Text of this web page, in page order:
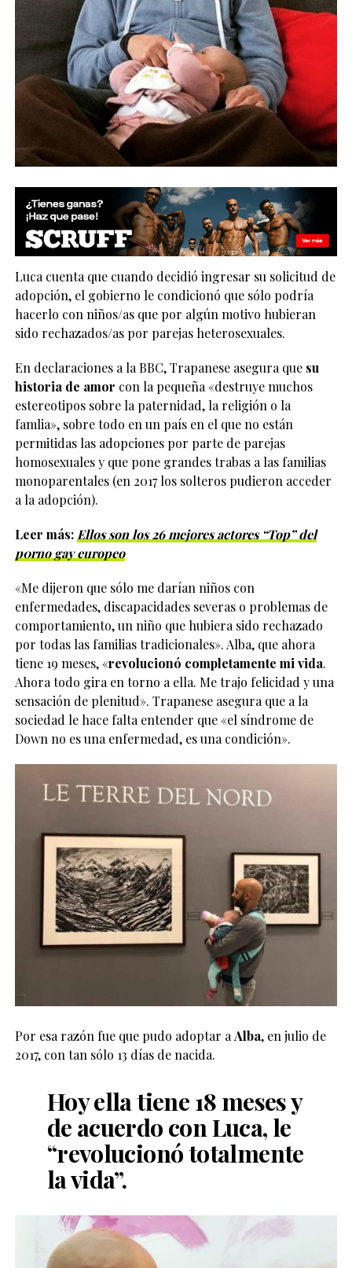
Luca cuenta que cuando decidió ingresar su solicitud de
adopción, el gobierno le condicionó que sólo podría
hacerlo con niños/as que por algún motivo hubieran
sido rechazados/as por parejas heterosexuales.
En declaraciones a la BBC, Trapanese asegura que su
historia de amor con la pequeña «destruye muchos
estereotipos sobre la paternidad, la religión o la
famlia», sobre todo en un país en el que no están
permitidas las adopciones por parte de parejas
homosexuales y que pone grandes trabas a las familias
monoparentales (en 2017 los solteros pudieron acceder
a la adopción).
Leer más: Ellos son los 26 mejores actores “Top” del
p0rno gay europeo
«Me dijeron que sólo me darían niños con
enfermedades, discapacidades severas o problemas de
comportamiento, un niño que hubiera sido rechazado
por todas las familias tradicionales». Alba, que ahora
tiene 19 meses, «revolucionó completamente mi vida.
Ahora todo gira en torno a ella. Me trajo felicidad y una
sensación de plenitud». Trapanese asegura que a la
sociedad le hace falta entender que «el síndrome de
Down no es una enfermedad, es una condición».
Por esa razón fue que pudo adoptar a Alba, en julio de
2017, con tan sólo 13 días de nacida.
Hoy ella tiene 18 meses y
de acuerdo con Luca, le
“revolucionó totalmente
la vida”.